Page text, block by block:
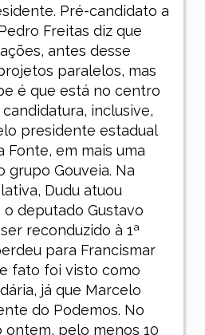
Pré-candidato a
Freitas diz que
antes desse
paralelos, mas
é que está no centro
candidatura, inclusive,
presidente estadual
Fonte, em mais uma
grupo Gouveia. Na
Dudu atuou
deputado Gustavo
reconduzido à 1ª
para Francismar
fato foi visto como
já que Marcelo
do Podemos. No
ontem, pelo menos 10